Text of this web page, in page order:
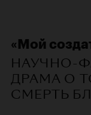
«Мой
НАУЧНО-
ДРАМА О
СМЕРТЬ